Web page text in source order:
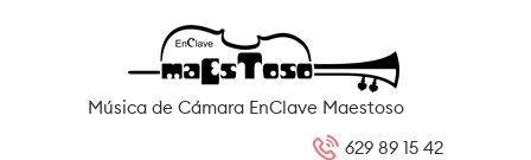
Música de Cámara EnClave Maestoso
629 89 15 42